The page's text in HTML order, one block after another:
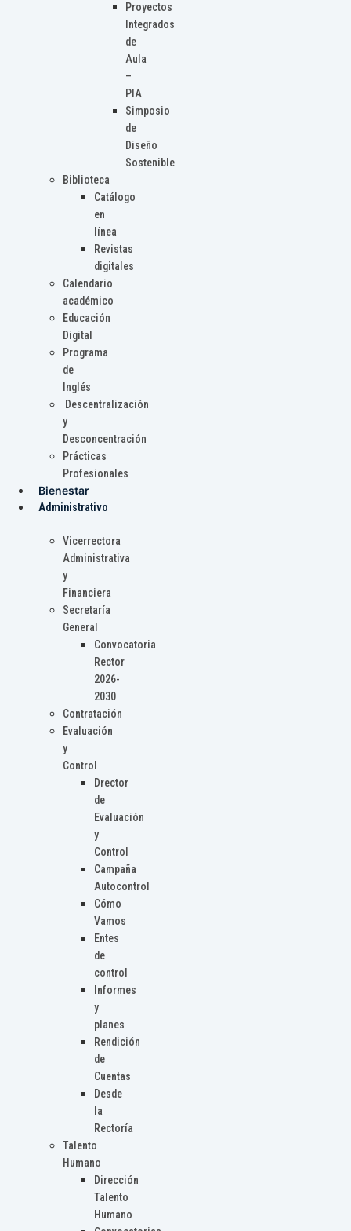
Proyectos
Integrados
de
Aula
–
PIA
Simposio
de
Diseño
Sostenible
Biblioteca
Catálogo
en
línea
Revistas
digitales
Calendario
académico
Educación
Digital
Programa
de
Inglés
Descentralización
y
Desconcentración
Prácticas
Profesionales
Bienestar
Administrativo
Vicerrectora
Administrativa
y
Financiera
Secretaría
General
Convocatoria
Rector
2026-
2030
Contratación
Evaluación
y
Control
Drector
de
Evaluación
y
Control
Campaña
Autocontrol
Cómo
Vamos
Entes
de
control
Informes
y
planes
Rendición
de
Cuentas
Desde
la
Rectoría
Talento
Humano
Dirección
Talento
Humano